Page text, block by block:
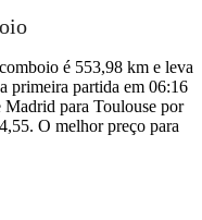
é 553,98 km e leva
primeira partida em 06:16
para Toulouse por
O melhor preço para